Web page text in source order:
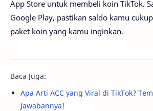
App Store untuk membeli koin TikTok.
Google Play, pastikan saldo kamu
paket koin yang kamu inginkan.
Baca Juga:
Apa Arti ACC yang Viral di TikTok?
Jawabannya!